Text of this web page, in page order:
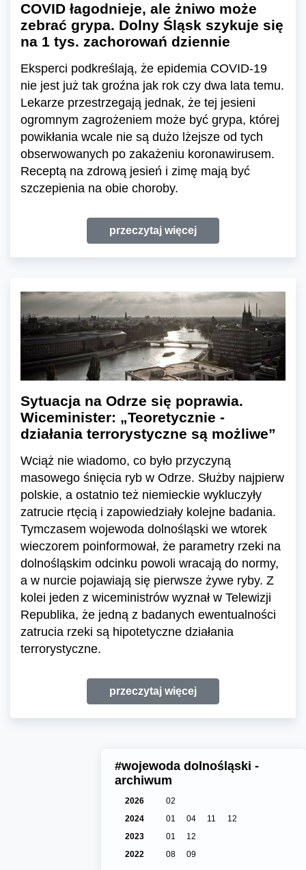
COVID łagodnieje, ale żniwo może
zebrać grypa. Dolny Śląsk szykuje się
na 1 tys. zachorowań dziennie
Eksperci podkreślają, że epidemia COVID-19
nie jest już tak groźna jak rok czy dwa lata temu.
Lekarze przestrzegają jednak, że tej jesieni
ogromnym zagrożeniem może być grypa, której
powikłania wcale nie są dużo lżejsze od tych
obserwowanych po zakażeniu koronawirusem.
Receptą na zdrową jesień i zimę mają być
szczepienia na obie choroby.
przeczytaj więcej
Sytuacja na Odrze się poprawia.
Wiceminister: „Teoretycznie -
działania terrorystyczne są możliwe”
Wciąż nie wiadomo, co było przyczyną
masowego śnięcia ryb w Odrze. Służby najpierw
polskie, a ostatnio też niemieckie wykluczyły
zatrucie rtęcią i zapowiedziały kolejne badania.
Tymczasem wojewoda dolnośląski we wtorek
wieczorem poinformował, że parametry rzeki na
dolnośląskim odcinku powoli wracają do normy,
a w nurcie pojawiają się pierwsze żywe ryby. Z
kolei jeden z wiceministrów wyznał w Telewizji
Republika, że jedną z badanych ewentualności
zatrucia rzeki są hipotetyczne działania
terrorystyczne.
przeczytaj więcej
#wojewoda dolnośląski -
archiwum
2026
02
2024
01 04 11
12
2023
01
12
2022
08 09